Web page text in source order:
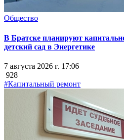
Общество
В Братске планируют
детский сад в Энергетике
7 августа 2026 г. 17:06
928
#Капитальный ремонт